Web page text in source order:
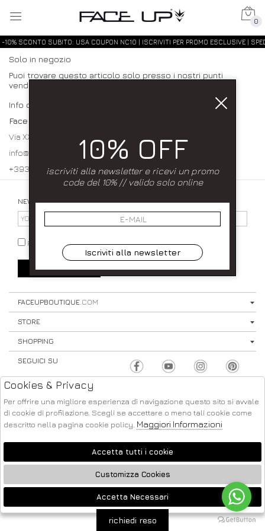
0
-10% SCONTO SUBITO: USA COUPON NC10 | ISCRIVITI PER PROMO ESCLUSIVE |
Solo in negozio
Puoi trovare questo articolo solo presso i nostri punti
vendita:
Info contatti
Face up
Via XXXI Maggio 23/25 80027 Frattamaggiore (NA)
info@faceupboutique.com, faceupnegozio@gmail.com
+393920340990 0818312915
NEWSLETTER
PRIVACY POLICY
SIGN UP ⟩
FACEUPBOUTIQUE.COM
STORE
SHOPPING
SEGUICI SU
2026 FACE UP - P.IVA : 04220371217 POWERED BY
ATELIER
SOCIETÀ
🍪
10% OFF
iscriviti alla newsletter e ricevi un promo
code del 10% // valido solo online
Iscriviti alla newsletter
richiedi reso
Cookies & Privacy
Per offrire una migliore esperienza di navigazione questo sito si avvale
di cookie di profilazione. Scegli se accettare o meno tali cookie come
descritto nella pagina cookie policy. Maggiori Informazioni
Accetta tutti i cookie
Customizza Cookies
Accetta Necessari